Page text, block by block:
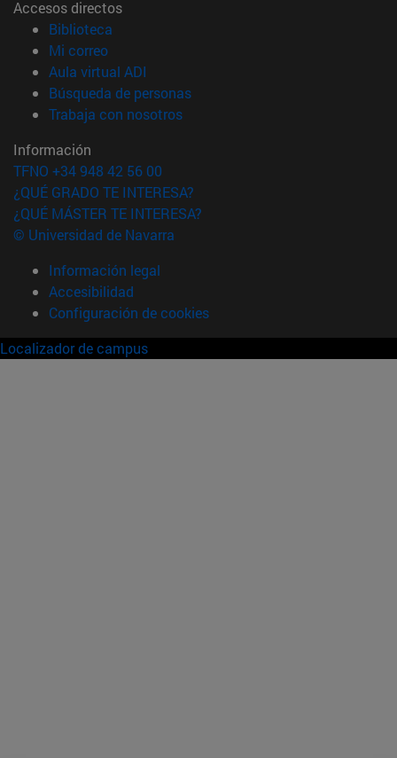
Accesos directos
Biblioteca
Mi correo(abre en nueva ventana)
Aula virtual ADI
Búsqueda de personas(abre en nueva ventana)
Trabaja con nosotros(abre en nueva ventana)
Información
TFNO +34 948 42 56 00
¿QUÉ GRADO TE INTERESA?
¿QUÉ MÁSTER TE INTERESA?
© Universidad de Navarra
Información legal
Accesibilidad
Configuración de cookies
Localizador de campus